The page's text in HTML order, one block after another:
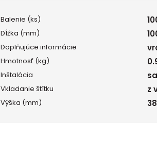
Balenie (ks)
Dĺžka (mm)
Doplňujúce informácie
Hmotnosť (kg)
Inštalácia
Vkladanie štítku z
Výška (mm) 38